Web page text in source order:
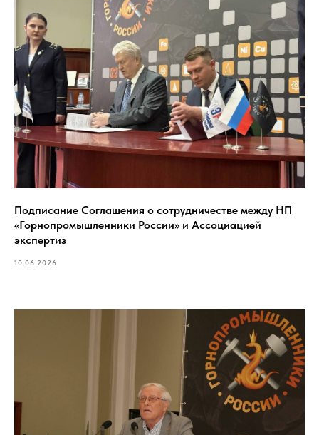
Подписание Соглашения о сотрудничестве между НП
«Горнопромышленники России» и Ассоциацией
экспертиз
10.06.2026